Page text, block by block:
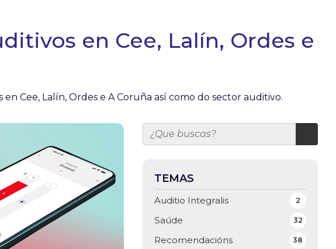
en Cee, Lalín, Ordes e
Cee, Lalín, Ordes e A Coruña así como do sector auditivo.
TEMAS
Auditio Integralis 2
Saúde 32
Recomendacións 38